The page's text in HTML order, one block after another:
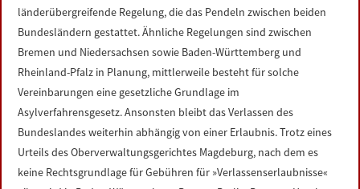
länderübergreifende Regelung, die das Pendeln zwischen beiden
Bundesländern gestattet. Ähnliche Regelungen sind zwischen
Bremen und Niedersachsen sowie Baden-Württemberg und
Rheinland-Pfalz in Planung, mittlerweile besteht für solche
Vereinbarungen eine gesetzliche Grundlage im
Asylverfahrensgesetz. Ansonsten bleibt das Verlassen des
Bundeslandes weiterhin abhängig von einer Erlaubnis. Trotz eines
Urteils des Oberverwaltungsgerichtes Magdeburg, nach dem es
keine Rechtsgrundlage für Gebühren für »Verlassenserlaubnisse«